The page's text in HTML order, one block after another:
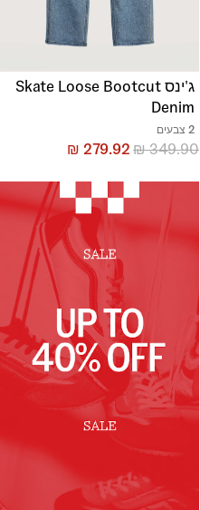
ג'ינס Skate Loose Bootcut
Denim
2 צבעים
₪349.90
₪ 279.92